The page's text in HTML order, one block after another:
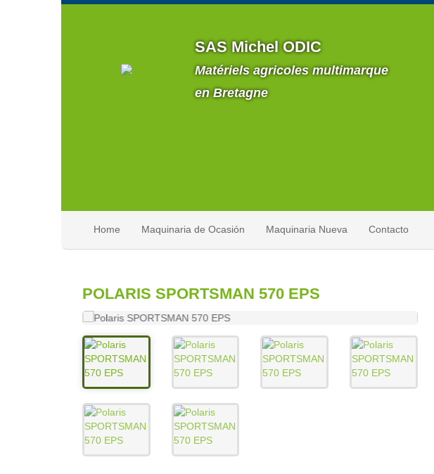
SAS Michel ODIC
Matériels agricoles multimarque
en Bretagne
Home Maquinaria de Ocasión Maquinaria Nueva Contacto
POLARIS SPORTSMAN 570 EPS